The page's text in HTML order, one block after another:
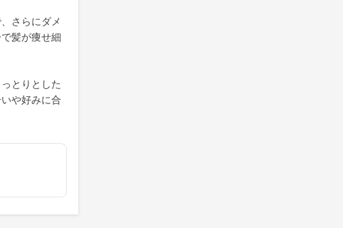
さらにダメ
髪が痩せ細
とりとした
や好みに合